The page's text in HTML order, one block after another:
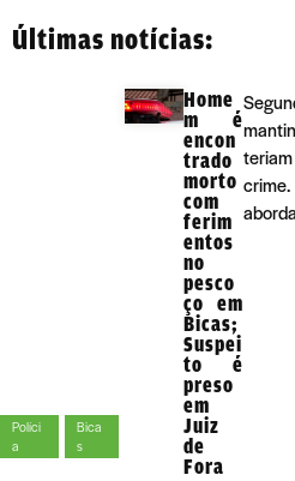
Últimas notícias:
Políci
a
Bica
s
Home
m é
encon
trado
morto
com
ferim
entos
no
pesco
ço em
Bicas;
Suspei
to é
preso
em
Juiz
de
Fora